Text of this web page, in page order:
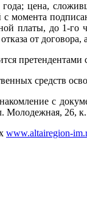
цена,
момента
платы, до 1-го
от
претендентами
средств
с
Молодежная, 26,
www.altairegion-